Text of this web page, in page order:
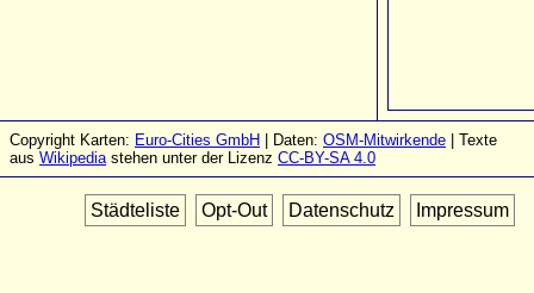
Copyright Karten: Euro-Cities GmbH | Daten: OSM-Mitwirkende | Texte
aus Wikipediastehen unter der Lizenz CC-BY-SA 4.0
Städteliste Opt-Out Datenschutz Impressum